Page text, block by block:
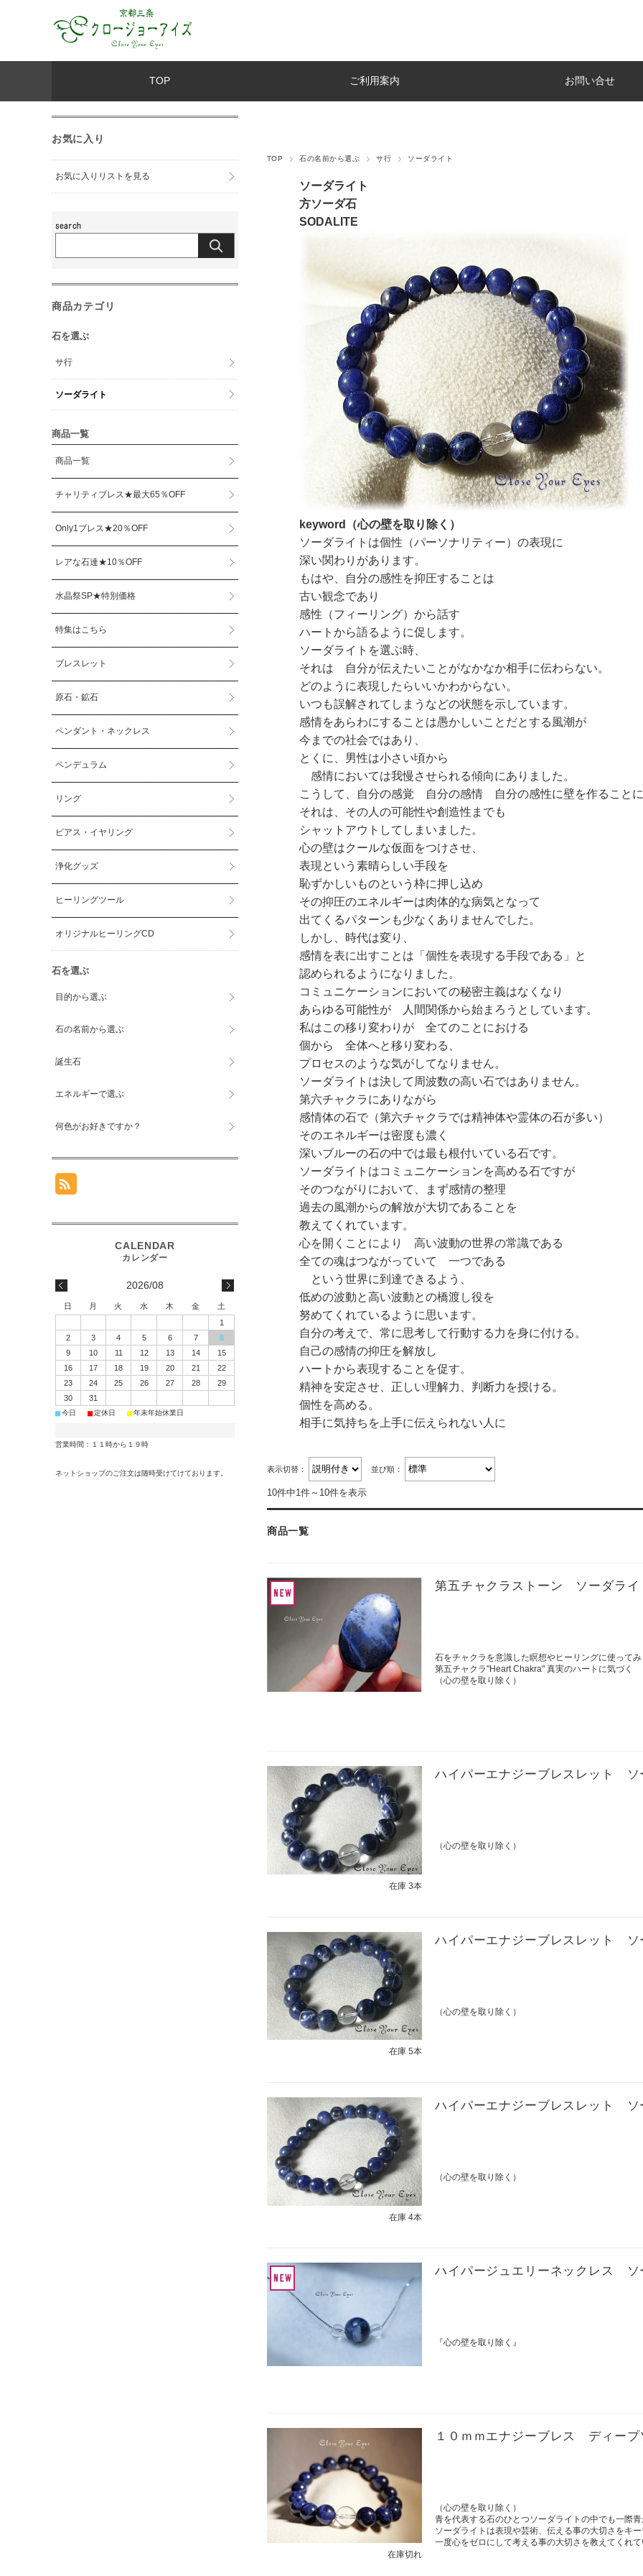
TOP ご利用案内 お問い合せ
TOP 石の名前から選ぶ サ行 ソーダライト
ソーダライト
方ソーダ石
SODALITE
keyword（心の壁を取り除く）
ソーダライトは個性（パーソナリティー）の表現に
深い関わりがあります。
もはや、自分の感性を抑圧することは
古い観念であり
感性（フィーリング）から話す
ハートから語るように促します。
ソーダライトを選ぶ時、
それは 自分が伝えたいことがなかなか相手に伝わらない。
どのように表現したらいいかわからない。
いつも誤解されてしまうなどの状態を示しています。
感情をあらわにすることは愚かしいことだとする風潮が
今までの社会ではあり、
とくに、男性は小さい頃から
感情においては我慢させられる傾向にありました。
こうして、自分の感覚 自分の感情 自分の感性に壁を作ること
それは、その人の可能性や創造性までも
シャットアウトしてしまいました。
心の壁はクールな仮面をつけさせ、
表現という素晴らしい手段を
恥ずかしいものという枠に押し込め
その抑圧のエネルギーは肉体的な病気となって
出てくるパターンも少なくありませんでした。
しかし、時代は変り、
感情を表に出すことは「個性を表現する手段である」と
認められるようになりました。
コミュニケーションにおいての秘密主義はなくなり
あらゆる可能性が 人間関係から始まろうとしています。
私はこの移り変わりが 全てのことにおける
個から 全体へと移り変わる、
プロセスのような気がしてなりません。
ソーダライトは決して周波数の高い石ではありません。
第六チャクラにありながら
感情体の石で（第六チャクラでは精神体や霊体の石が多い）
そのエネルギーは密度も濃く
深いブルーの石の中では最も根付いている石です。
ソーダライトはコミュニケーションを高める石ですが
そのつながりにおいて、まず感情の整理
過去の風潮からの解放が大切であることを
教えてくれています。
心を開くことにより 高い波動の世界の常識である
全ての魂はつながっていて 一つである
という世界に到達できるよう、
低めの波動と高い波動との橋渡し役を
努めてくれているように思います。
自分の考えで、常に思考して行動する力を身に付ける。
自己の感情の抑圧を解放し
ハートから表現することを促す。
精神を安定させ、正しい理解力、判断力を授ける。
個性を高める。
相手に気持ちを上手に伝えられない人に
表示切替： 並び順：
10件中1件～10件を表示
商品一覧
第五チャクラストーン ソーダライ
石をチャクラを意識した瞑想やヒーリングに使って
第五チャクラ"Heart Chakra" 真実のハートに気づく
（心の壁を取り除く）
在庫 3本
ハイパーエナジーブレスレット
（心の壁を取り除く）
在庫 5本
ハイパーエナジーブレスレット
（心の壁を取り除く）
在庫 4本
ハイパーエナジーブレスレット
（心の壁を取り除く）
ハイパージュエリーネックレス ソ
『心の壁を取り除く』
在庫切れ
１０ｍｍエナジーブレス ディー
（心の壁を取り除く）
青を代表する石のひとつソーダライトの中でも一際
ソーダライトは表現や芸術、伝える事の大切さをキ
一度心をゼロにして考える事の大切さを教えてくれ
お気に入り
お気に入りリストを見る
商品カテゴリ
石を選ぶ
サ行
ソーダライト
商品一覧
商品一覧
チャリティブレス★最大65％OFF
Only1ブレス★20％OFF
レアな石達★10％OFF
水晶祭SP★特別価格
特集はこちら
ブレスレット
原石・鉱石
ペンダント・ネックレス
ペンデュラム
リング
ピアス・イヤリング
浄化グッズ
ヒーリングツール
オリジナルヒーリングCD
石を選ぶ
目的から選ぶ
石の名前から選ぶ
誕生石
エネルギーで選ぶ
何色がお好きですか？
2026/08
日 月 火 水 木 金
土
1
2
3 4 5 6 7
8
9
10 11 12 13 14
15
16
17 18 19 20 21
22
23
24 25 26 27 28
29
30
31
■今日 ■定休日 ■年末年始休業日
営業時間：１１時から１９時
ネットショップのご注文は随時受けてけております。